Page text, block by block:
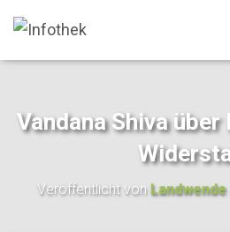
Vandana Shiva
Veröffentlicht von Landwende